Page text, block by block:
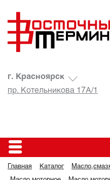
г. Красноярск
пр. Котельникова 17А/1
Главная Каталог